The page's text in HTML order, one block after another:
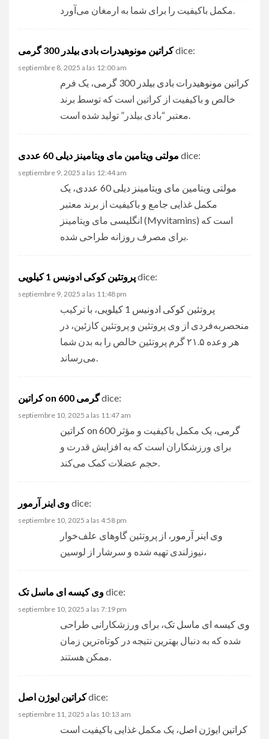
مکمل باکیفیت را برای شما به ارمغان می‌آورد.
کراتین مونوهیدرات بادی بیلدر 300 گرمیdice:
septiembre 8, 2025 a las 12:00 am
کراتین مونوهیدرات بادی بیلدر 300 گرمی
، یک فرم
خالص و باکیفیت از کراتین است که توسط برند
معتبر “بادی بیلدر” تولید شده است.
مولتی ویتامین مای ویتامینز دیلی 60 عددی dice:
septiembre 9, 2025 a las 12:44 am
مولتی ویتامین مای ویتامینز دیلی 60 عددی
، یک
مکمل غذایی جامع و باکیفیت از برند معتبر
انگلیسی مای ویتامینز (Myvitamins) است که
برای مصرف روزانه طراحی شده.
پروتئین کوکی ادونیس 1 کیلوییdice:
septiembre 9, 2025 a las 11:48 pm
پروتئین کوکی ادونیس 1 کیلویی
، با ترکیب
منحصربه‌فردی از وی پروتئین و پروتئین کازئین، در
هر وعده ۲۱.۵ گرم پروتئین خالص را به بدن شما
می‌رساند.
کراتین on 600 گرمیdice:
septiembre 10, 2025 a las 11:47 am
کراتین on 600 گرمی، یک مکمل باکیفیت و مؤثر
برای ورزشکاران است که به افزایش قدرت و
حجم عضلات کمک می‌کند.
وی اینر آرمورdice:
septiembre 10, 2025 a las 4:58 pm
وی اینر آرمور ، از پروتئین گاوهای علف‌خوار
نیوزلندی تهیه شده و سرشار از لوسین،
وی کیسه ای ماسل تکdice:
septiembre 10, 2025 a las 7:19 pm
وی کیسه ای ماسل تک، برای ورزشکارانی طراحی
شده که به دنبال بهترین نتیجه در کوتاه‌ترین زمان
ممکن هستند.
کراتین ایوژن اصلdice:
septiembre 11, 2025 a las 10:13 am
کراتین ایوژن اصل، یک مکمل غذایی باکیفیت است